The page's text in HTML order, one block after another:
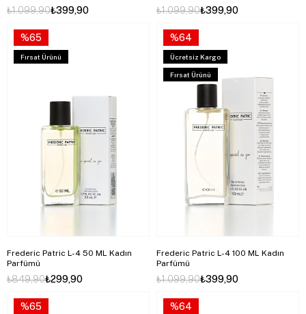
₺399,90
₺1.099,90 ₺399,90
₺1.099,90
Frederic Patric L-4 50 ML Kadın
Parfümü
₺299,90
₺849,90
%65
Fırsat Ürünü
Frederic Patric L-4 100 ML Kadın
Parfümü
₺399,90
₺1.099,90
%64
Ücretsiz Kargo
Fırsat Ürünü
%65 %64